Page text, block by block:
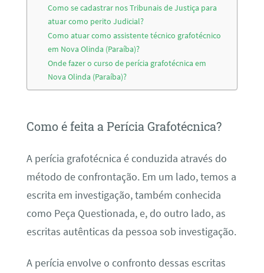
Como se cadastrar nos Tribunais de Justiça para
atuar como perito Judicial?
Como atuar como assistente técnico grafotécnico
em Nova Olinda (Paraíba)?
Onde fazer o curso de perícia grafotécnica em
Nova Olinda (Paraíba)?
Como é feita a Perícia Grafotécnica?
A perícia grafotécnica é conduzida através do
método de confrontação. Em um lado, temos a
escrita em investigação, também conhecida
como Peça Questionada, e, do outro lado, as
escritas autênticas da pessoa sob investigação.
A perícia envolve o confronto dessas escritas